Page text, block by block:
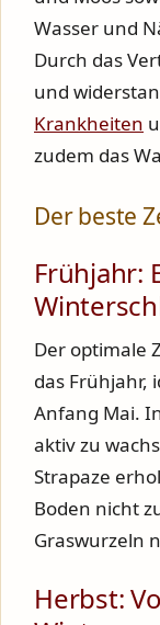
Wasser und
Durch das
und
Krankheiten
zudem das
Der beste
Frühjahr:
Der optimale
das Frühjahr,
Anfang Mai.
aktiv zu
Strapaze
Boden nicht
Graswurzeln
Herbst: